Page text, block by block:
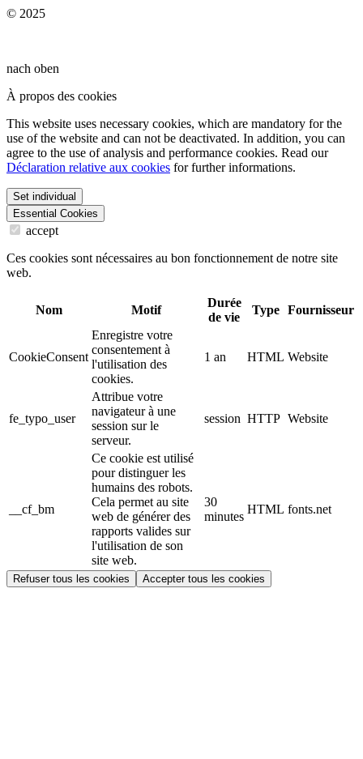
© 2025
nach oben
À propos des cookies
This website uses necessary cookies, which are mandatory for the
use of the website and can not be deactivated. In addition, you can
agree to the use of analysis and performance cookies. Read our
Déclaration relative aux cookies for further informations.
Set individual
Essential Cookies
accept
Ces cookies sont nécessaires au bon fonctionnement de notre site
web.
Nom Motif
Durée
de vie
Type Fournisseur
CookieConsent
Enregistre votre
consentement à
l'utilisation des
cookies.
1 an HTML Website
fe_typo_user
Attribue votre
navigateur à une
session sur le
serveur.
session HTTP Website
__cf_bm
Ce cookie est utilisé
pour distinguer les
humains des robots.
Cela permet au site
web de générer des
rapports valides sur
l'utilisation de son
site web.
30
minutes
HTML fonts.net
Refuser tous les cookies Accepter tous les cookies